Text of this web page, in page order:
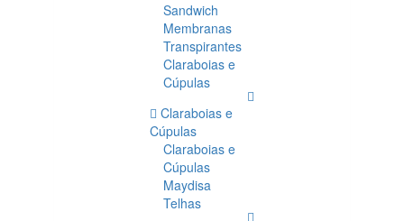
Sandwich
Membranas
Transpirantes
Claraboias e
Cúpulas
Claraboias e
Cúpulas
Claraboias e
Cúpulas
Maydisa
Telhas